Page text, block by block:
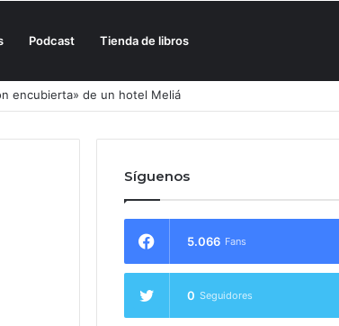
Podcast Tienda de libros
encubierta» de un hotel Meliá
Síguenos
5.066 Fans
0 Seguidores